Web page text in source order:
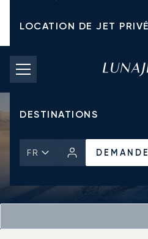
LOCATION DE JET PRIVÉ
TARIFS D'AFFRÈTEMENT
JETS PRIVÉS
DESTINATIONS
FR